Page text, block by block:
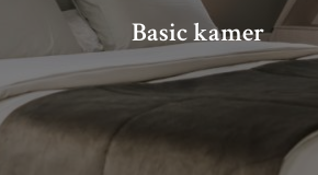
Basic kamer